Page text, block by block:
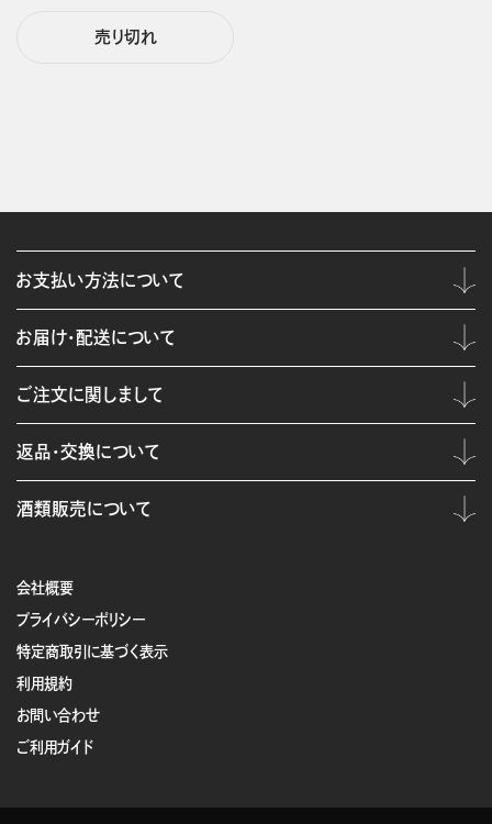
売り切れ
会社概要
プライバシーポリシー
特定商取引に基づく表示
利用規約
お問い合わせ
ご利用ガイド
お支払い方法について
お届け・配送について
ご注文に関しまして
返品・交換について
酒類販売について